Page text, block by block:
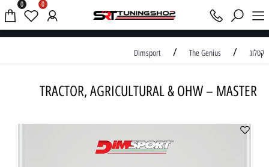
0 0
קטלוג /
Dimsport / The Genius
TRACTOR, AGRICULTURAL & OHW – MASTER